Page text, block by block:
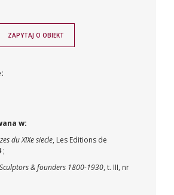
ZAPYTAJ O OBIEKT
w:
du XIXe siecle, Les Editions de
;
& founders 1800-1930, t. III, nr